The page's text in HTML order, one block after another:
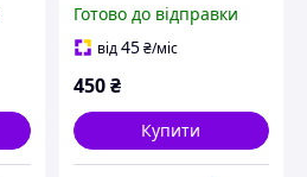
Parkside PUD 30 A1
Готово до відправки
від45₴/міс
450₴
Купити